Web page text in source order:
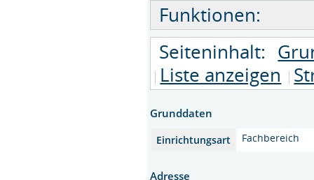
Funktionen:
Seiteninhalt:
Liste anzeigen
Grunddaten
Einrichtungsart Fachbereich
Adresse